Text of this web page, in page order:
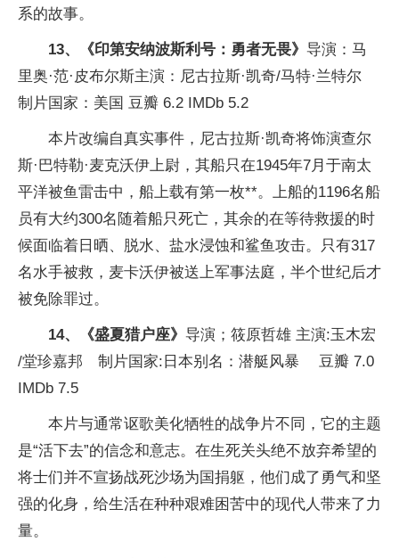
系的故事。
13、《印第安纳波斯利号：勇者无畏》 导演：马
里奥·范·皮布尔斯主演：尼古拉斯·凯奇/马特·兰特尔
制片国家：美国 豆瓣 6.2 IMDb 5.2
本片改编自真实事件，尼古拉斯·凯奇将饰演查尔
斯·巴特勒·麦克沃伊上尉，其船只在1945年7月于南太
平洋被鱼雷击中，船上载有第一枚**。上船的1196名船
员有大约300名随着船只死亡，其余的在等待救援的时
候面临着日晒、脱水、盐水浸蚀和鲨鱼攻击。只有317
名水手被救，麦卡沃伊被送上军事法庭，半个世纪后才
被免除罪过。
14、《盛夏猎户座》 导演；筱原哲雄 主演:玉木宏
/堂珍嘉邦 制片国家:日本别名：潜艇风暴 豆瓣 7.0
IMDb 7.5
本片与通常讴歌美化牺牲的战争片不同，它的主题
是“活下去”的信念和意志。在生死关头绝不放弃希望的
将士们并不宣扬战死沙场为国捐躯，他们成了勇气和坚
强的化身，给生活在种种艰难困苦中的现代人带来了力
量。